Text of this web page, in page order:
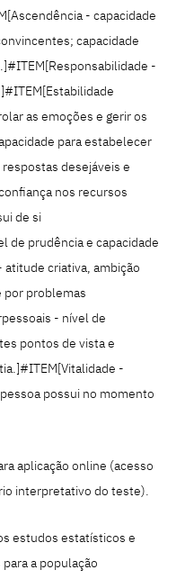
- capacidade
capacidade
-
as emoções e gerir os
para estabelecer
desejáveis e
nos recursos
de si
de prudência e capacidade
criativa, ambição
problemas
- nível de
pontos de vista e
-
possui no momento
aplicação online (acesso
interpretativo do teste).
estudos estatísticos e
a população